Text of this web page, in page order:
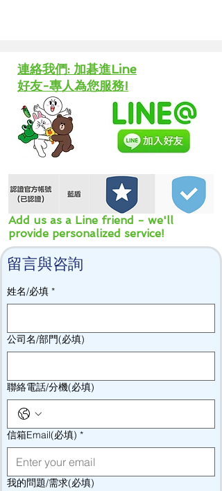
​連絡我們: 加碁進Line
好友-專人為您服務!
Add us as a Line friend - we'll
provide personalized service!
留言與咨詢
姓名/必填 *
公司名/部門(必填)
聯絡電話/分機(必填)
信箱Email(必填) *
我的問題/需求(必填)